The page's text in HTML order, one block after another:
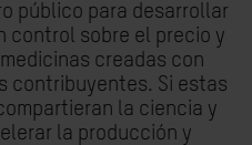
público para desarrollar
control sobre el precio y
creadas con
contribuyentes. Si estas
la ciencia y
la producción y